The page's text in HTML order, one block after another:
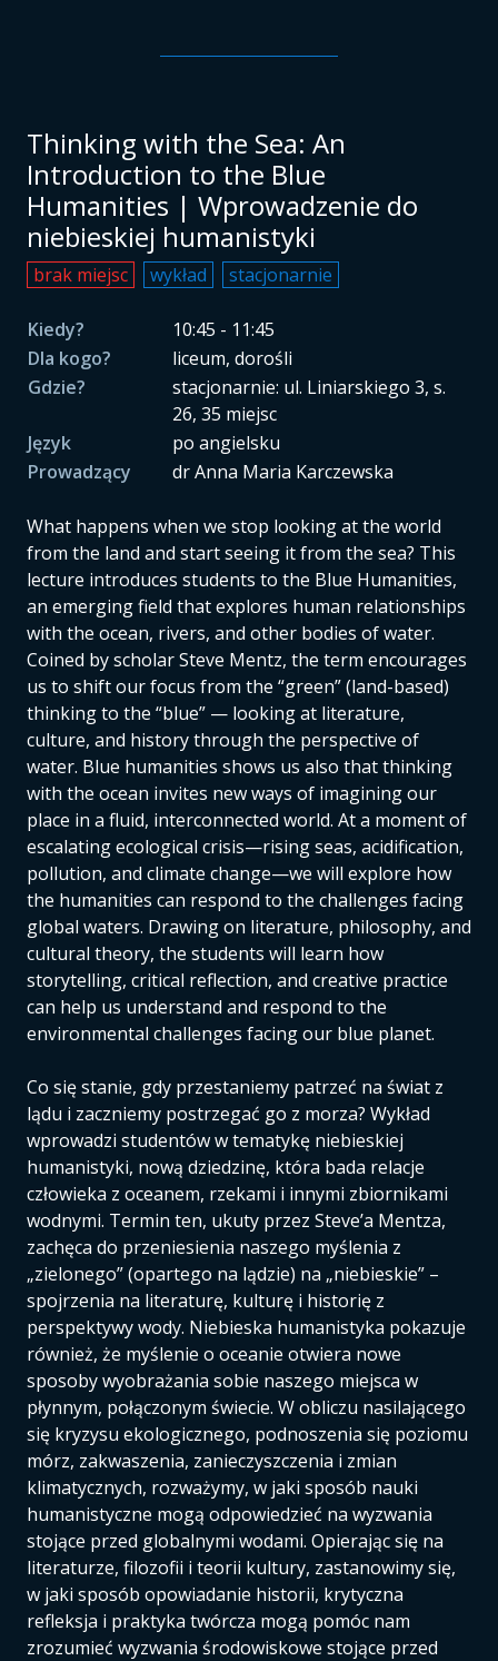
Thinking with the Sea: An
Introduction to the Blue
Humanities | Wprowadzenie do
niebieskiej humanistyki
brak miejsc wykład stacjonarnie
Kiedy?
10:45 - 11:45
Dla kogo?
liceum, dorośli
Gdzie?
stacjonarnie: ul. Liniarskiego 3, s.
26, 35 miejsc
Język
po angielsku
Prowadzący
dr Anna Maria Karczewska
What happens when we stop looking at the world
from the land and start seeing it from the sea? This
lecture introduces students to the Blue Humanities,
an emerging field that explores human relationships
with the ocean, rivers, and other bodies of water.
Coined by scholar Steve Mentz, the term encourages
us to shift our focus from the “green” (land-based)
thinking to the “blue” — looking at literature,
culture, and history through the perspective of
water. Blue humanities shows us also that thinking
with the ocean invites new ways of imagining our
place in a fluid, interconnected world. At a moment of
escalating ecological crisis—rising seas, acidification,
pollution, and climate change—we will explore how
the humanities can respond to the challenges facing
global waters. Drawing on literature, philosophy, and
cultural theory, the students will learn how
storytelling, critical reflection, and creative practice
can help us understand and respond to the
environmental challenges facing our blue planet.
Co się stanie, gdy przestaniemy patrzeć na świat z
lądu i zaczniemy postrzegać go z morza? Wykład
wprowadzi studentów w tematykę niebieskiej
humanistyki, nową dziedzinę, która bada relacje
człowieka z oceanem, rzekami i innymi zbiornikami
wodnymi. Termin ten, ukuty przez Steve’a Mentza,
zachęca do przeniesienia naszego myślenia z
„zielonego” (opartego na lądzie) na „niebieskie” –
spojrzenia na literaturę, kulturę i historię z
perspektywy wody. Niebieska humanistyka pokazuje
również, że myślenie o oceanie otwiera nowe
sposoby wyobrażania sobie naszego miejsca w
płynnym, połączonym świecie. W obliczu nasilającego
się kryzysu ekologicznego, podnoszenia się poziomu
mórz, zakwaszenia, zanieczyszczenia i zmian
klimatycznych, rozważymy, w jaki sposób nauki
humanistyczne mogą odpowiedzieć na wyzwania
stojące przed globalnymi wodami. Opierając się na
literaturze, filozofii i teorii kultury, zastanowimy się,
w jaki sposób opowiadanie historii, krytyczna
refleksja i praktyka twórcza mogą pomóc nam
zrozumieć wyzwania środowiskowe stojące przed